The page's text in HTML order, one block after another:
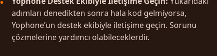
adımları denedikten sonra hala kod gelmiyorsa,
Yophone’un destek ekibiyle iletişime geçin. Sorunu
çözmelerine yardımcı olabileceklerdir.